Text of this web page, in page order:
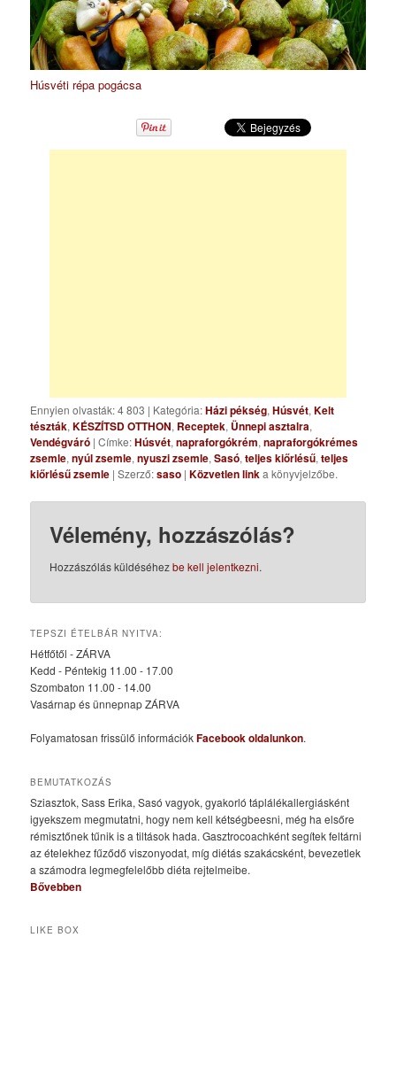
Húsvéti répa pogácsa
Ennyien olvasták: 4 803 | Kategória:Házi pékség,Húsvét,Kelt
tészták,KÉSZÍTSD OTTHON, Receptek, Ünnepi asztalra,
Vendégváró | Címke:Húsvét,napraforgókrém,napraforgókrémes
zsemle,nyúl zsemle,nyuszi zsemle,Sasó,teljes kiőrlésű,teljes
kiőrlésű zsemle | Szerző:saso |Közvetlen linka könyvjelzőbe.
Vélemény, hozzászólás?
Hozzászólás küldéséhezbe kell jelentkezni.
TEPSZI ÉTELBÁR NYITVA:
Hétfőtől - ZÁRVA
Kedd - Péntekig 11.00 - 17.00
Szombaton 11.00 - 14.00
Vasárnap és ünnepnap ZÁRVA
Folyamatosan frissülő információkFacebook oldalunkon.
BEMUTATKOZÁS
Sziasztok, Sass Erika, Sasó vagyok, gyakorló táplálékallergiásként
igyekszem megmutatni, hogy nem kell kétségbeesni, még ha elsőre
rémisztőnek tűnik is a tiltások hada. Gasztrocoachként segítek feltárni
az ételekhez fűződő viszonyodat, míg diétás szakácsként, bevezetlek
a számodra legmegfelelőbb diéta rejtelmeibe.
Bővebben
LIKE BOX